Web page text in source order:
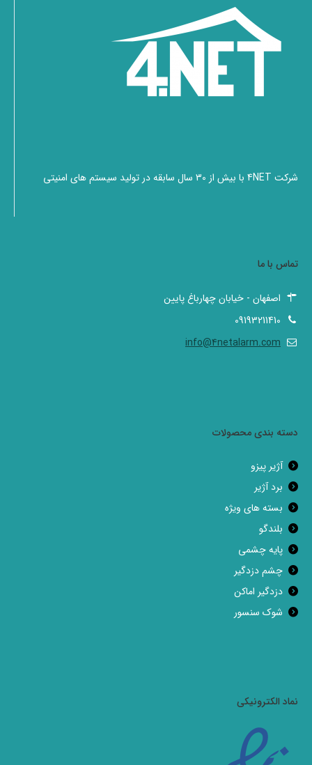
شرکت 4NET با بیش از 30 سال سابقه در تولید سیستم های امنیتی
تماس با ما
اصفهان - خیابان چهارباغ پایین
09193211410
info@4netalarm.com
دسته بندی محصولات
آژیر پیزو
برد آژیر
بسته های ویژه
بلندگو
پایه چشمی
چشم دزدگیر
دزدگیر اماکن
شوک سنسور
نماد الکترونیکی